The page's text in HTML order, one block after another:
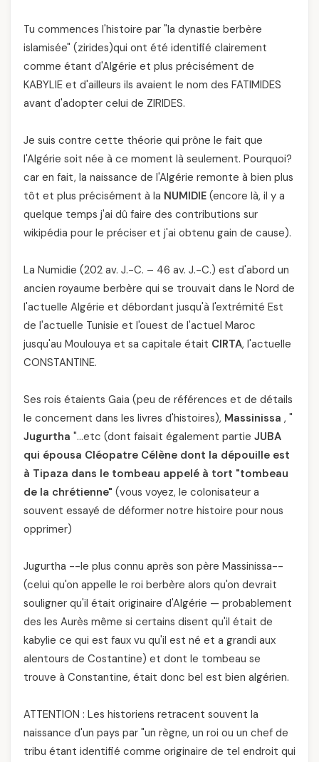
Tu commences l'histoire par "la dynastie berbère
islamisée" (zirides)qui ont été identifié clairement
comme étant d'Algérie et plus précisément de
KABYLIE et d'ailleurs ils avaient le nom des FATIMIDES
avant d'adopter celui de ZIRIDES.
Je suis contre cette théorie qui prône le fait que
l'Algérie soit née à ce moment là seulement. Pourquoi?
car en fait, la naissance de l'Algérie remonte à bien plus
tôt et plus précisément à la NUMIDIE (encore là, il y a
quelque temps j'ai dû faire des contributions sur
wikipédia pour le préciser et j'ai obtenu gain de cause).
La Numidie (202 av. J.-C. – 46 av. J.-C.) est d'abord un
ancien royaume berbère qui se trouvait dans le Nord de
l'actuelle Algérie et débordant jusqu'à l'extrémité Est
de l'actuelle Tunisie et l'ouest de l'actuel Maroc
jusqu'au Moulouya et sa capitale était CIRTA, l'actuelle
CONSTANTINE.
Ses rois étaients Gaia (peu de références et de détails
le concernent dans les livres d'histoires), Massinissa , "
Jugurtha "…etc (dont faisait également partie JUBA
qui épousa Cléopatre Célène dont la dépouille est
à Tipaza dans le tombeau appelé à tort "tombeau
de la chrétienne" (vous voyez, le colonisateur a
souvent essayé de déformer notre histoire pour nous
opprimer)
Jugurtha --le plus connu après son père Massinissa--
(celui qu'on appelle le roi berbère alors qu'on devrait
souligner qu'il était originaire d'Algérie — probablement
des les Aurès même si certains disent qu'il était de
kabylie ce qui est faux vu qu'il est né et a grandi aux
alentours de Costantine) et dont le tombeau se
trouve à Constantine, était donc bel est bien algérien.
ATTENTION : Les historiens retracent souvent la
naissance d'un pays par "un règne, un roi ou un chef de
tribu étant identifié comme originaire de tel endroit qui